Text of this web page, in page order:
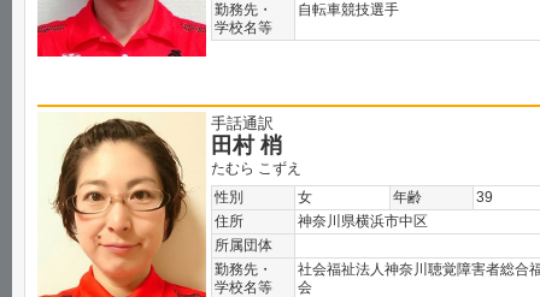
勤務先・
学校名等
自転車競技選手
手話通訳
田村 梢
たむら こずえ
性別
女 年齢
39
住所
神奈川県横浜市中区
所属団体
勤務先・
学校名等
社会福祉法人神奈川聴覚障害者総合
会